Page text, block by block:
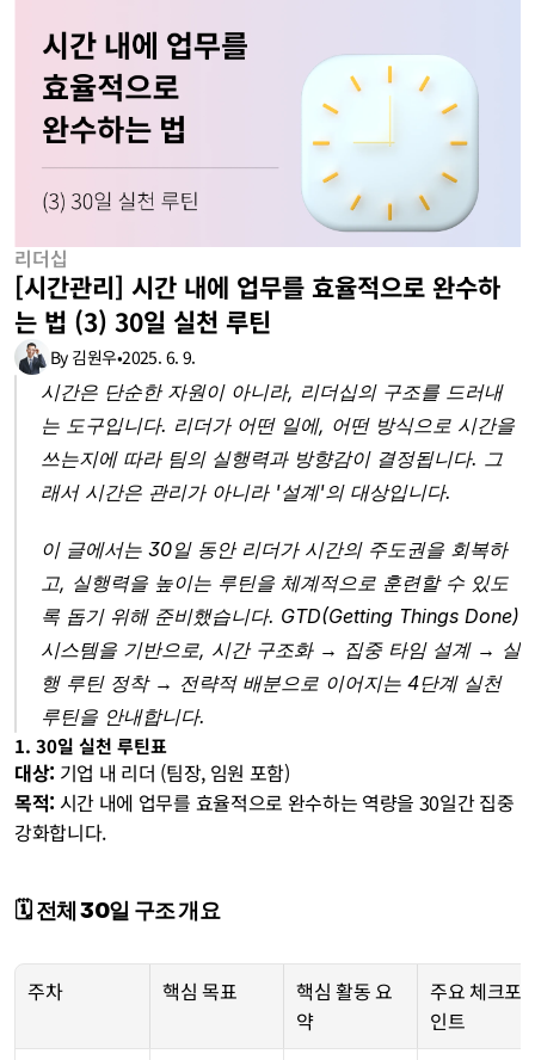
리더십
[시간관리] 시간 내에 업무를 효율적으로 완수하
는 법 (3) 30일 실천 루틴
By 김원우•2025. 6. 9.
시간은 단순한 자원이 아니라, 리더십의 구조를 드러내
는 도구입니다. 리더가 어떤 일에, 어떤 방식으로 시간을
쓰는지에 따라 팀의 실행력과 방향감이 결정됩니다. 그
래서 시간은 관리가 아니라 '설계'의 대상입니다.
이 글에서는 30일 동안 리더가 시간의 주도권을 회복하
고, 실행력을 높이는 루틴을 체계적으로 훈련할 수 있도
록 돕기 위해 준비했습니다. GTD(Getting Things Done)
시스템을 기반으로, 시간 구조화 → 집중 타임 설계 → 실
행 루틴 정착 → 전략적 배분으로 이어지는 4단계 실천
루틴을 안내합니다.
1. 30일 실천 루틴표
대상: 기업 내 리더 (팀장, 임원 포함)
목적: 시간 내에 업무를 효율적으로 완수하는 역량을 30일간 집중
강화합니다.
🗓️ 전체 30일 구조 개요
주차 핵심 목표
핵심 활동 요
약
주요 체크포
인트